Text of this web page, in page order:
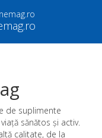
de suplimente
sănătos și activ.
calitate, de la